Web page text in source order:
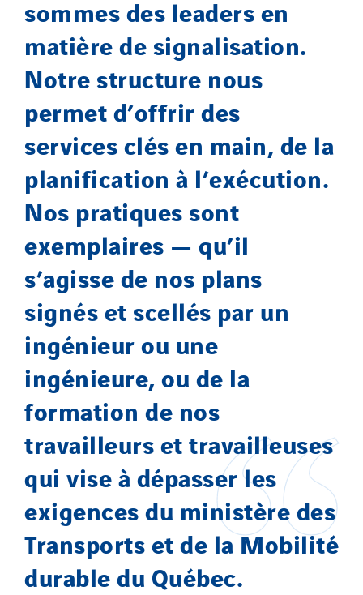
sommes des leaders en
matière de signalisation.
Notre structure nous
permet d’offrir des
services clés en main, de la
planification à l’exécution.
Nos pratiques sont
exemplaires — qu’il
s’agisse de nos plans
signés et scellés par un
ingénieur ou une
ingénieure, ou de la
formation de nos
travailleurs et travailleuses
qui vise à dépasser les
exigences du ministère des
Transports et de la Mobilité
durable du Québec.